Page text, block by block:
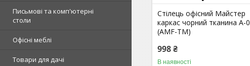
Письмові та комп'ютерні
столи
Офісні меблі
Товари для дачі
Стілець офісний Майстер
каркас чорний тканина А-
(AMF-ТМ)
998 ₴
В наявності